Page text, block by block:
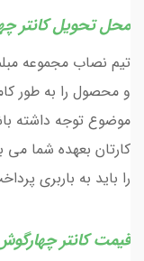
محل تحویل کانتر
تیم نصاب مجموعه
و محصول را به طور
موضوع توجه داشته
کارتان بعهده شما می
را باید به باربری
قیمت کانتر